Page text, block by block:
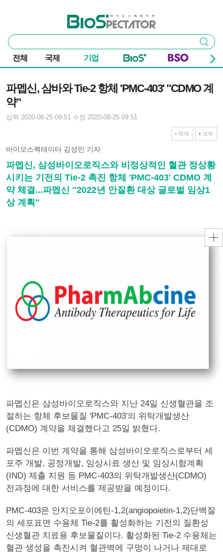
바이오스펙테이터
통
합
검
색
검색
전체 국제 기업
파멥신, 삼바와 Tie-2 항체 'PMC-403' "CDMO 계
약"
입력 2020-08-25 09:51 수정 2020-08-25 09:51
작게 크게
바이오스펙테이터 김성민 기자
파멥신, 삼성바이오로직스와 비정상적인 혈관 정상황
시키는 기전의 Tie-2 촉진 항체 'PMC-403' CDMO 계
약 체결...파멥신 "2022년 안질환 대상 글로벌 임상1
상 계획"
파멥신은 삼성바이오로직스와 지난 24일 신생혈관을 조
절하는 항체 후보물질 'PMC-403'의 위탁개발생산
(CDMO) 계약을 체결했다고 25일 밝혔다.
파멥신은 이번 계약을 통해 삼성바이오로직스로부터 세
포주 개발, 공정개발, 임상시료 생산 및 임상시험계획
(IND) 제출 지원 등 PMC-403의 위탁개발생산(CDMO)
전과정에 대한 서비스를 제공받을 예정이다.
PMC-403은 안지오포이에틴-1,2(angiopoietin-1,2)단백질
의 세포표면 수용체 Tie-2를 활성화하는 기전의 질환성
신생혈관 치료용 후보물질이다. 활성화된 Tie-2 수용체는
혈관 생성을 촉진시켜 혈관벽에 구멍이 나거나 제대로